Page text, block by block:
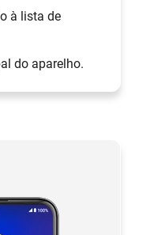
à lista de
do aparelho.